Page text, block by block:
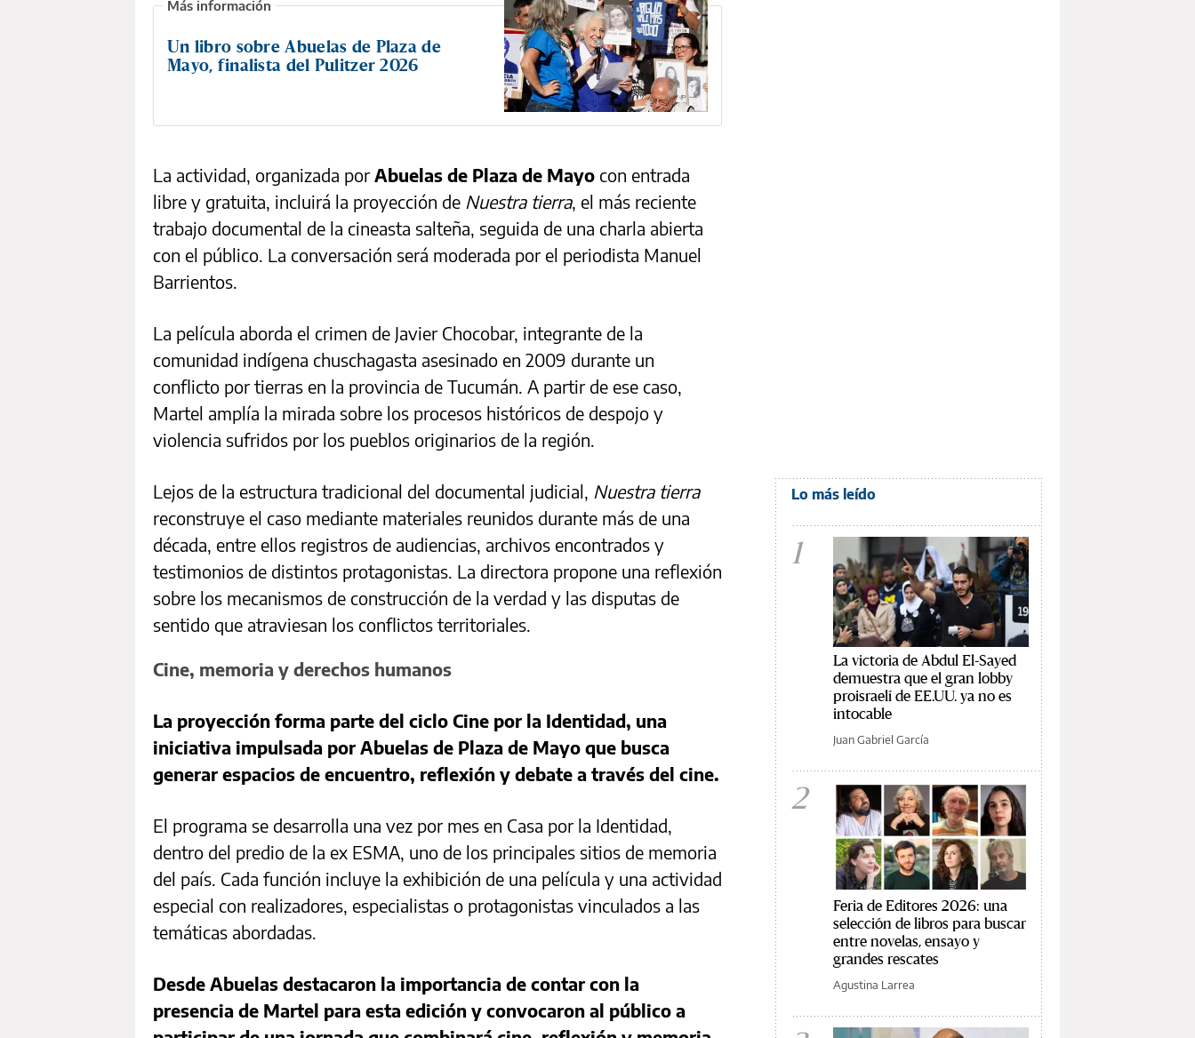
Un libro sobre Abuelas de Plaza de
Mayo, finalista del Pulitzer 2026
La actividad, organizada por Abuelas de Plaza de Mayo con entrada
libre y gratuita, incluirá la proyección de Nuestra tierra, el más reciente
trabajo documental de la cineasta salteña, seguida de una charla abierta
con el público. La conversación será moderada por el periodista Manuel
Barrientos.
La película aborda el crimen de Javier Chocobar, integrante de la
comunidad indígena chuschagasta asesinado en 2009 durante un
conflicto por tierras en la provincia de Tucumán. A partir de ese caso,
Martel amplía la mirada sobre los procesos históricos de despojo y
violencia sufridos por los pueblos originarios de la región.
Lejos de la estructura tradicional del documental judicial, Nuestra tierra
reconstruye el caso mediante materiales reunidos durante más de una
década, entre ellos registros de audiencias, archivos encontrados y
testimonios de distintos protagonistas. La directora propone una reflexión
sobre los mecanismos de construcción de la verdad y las disputas de
sentido que atraviesan los conflictos territoriales.
Cine, memoria y derechos humanos
La proyección forma parte del ciclo Cine por la Identidad, una
iniciativa impulsada por Abuelas de Plaza de Mayo que busca
generar espacios de encuentro, reflexión y debate a través del cine.
El programa se desarrolla una vez por mes en Casa por la Identidad,
dentro del predio de la ex ESMA, uno de los principales sitios de memoria
del país. Cada función incluye la exhibición de una película y una actividad
especial con realizadores, especialistas o protagonistas vinculados a las
temáticas abordadas.
Desde Abuelas destacaron la importancia de contar con la
presencia de Martel para esta edición y convocaron al público a
Lo más leído
1
La victoria de Abdul El-Sayed
demuestra que el gran lobby
proisraelí de EE.UU. ya no es
intocable
Juan Gabriel García
2
Feria de Editores 2026: una
selección de libros para buscar
entre novelas, ensayo y
grandes rescates
Agustina Larrea